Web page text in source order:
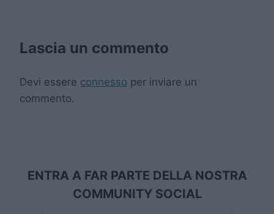
Lascia un commento
Devi essere connesso per inviare un
commento.
ENTRA A FAR PARTE DELLA NOSTRA
COMMUNITY SOCIAL